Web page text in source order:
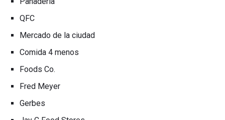
QFC
Mercado de la ciudad
Comida 4 menos
Foods Co.
Fred Meyer
Gerbes